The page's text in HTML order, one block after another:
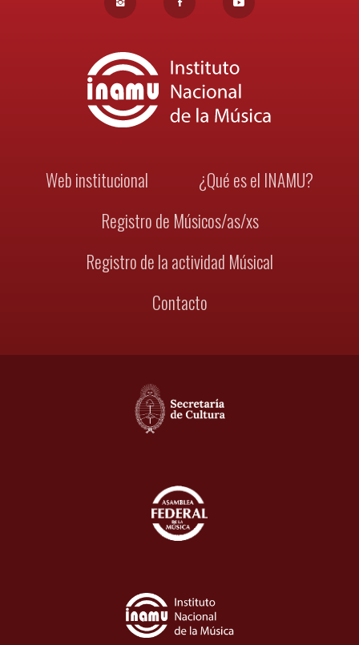
Web institucional
¿Qué es el INAMU?
Registro de Músicos/as/xs
Registro de la actividad Músical
Contacto